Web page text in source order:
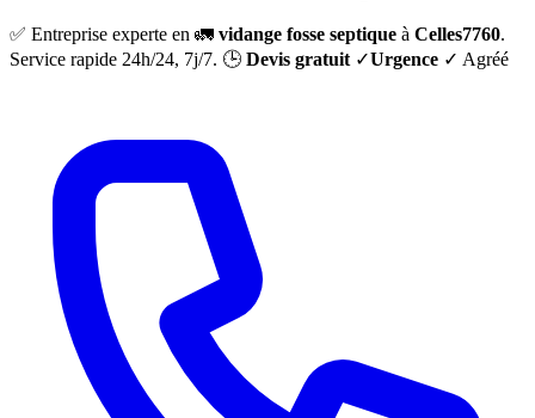
✅ Entreprise experte en 🚛 vidange fosse septique à Celles7760.
Service rapide 24h/24, 7j/7. 🕒 Devis gratuit ✓Urgence ✓ Agréé